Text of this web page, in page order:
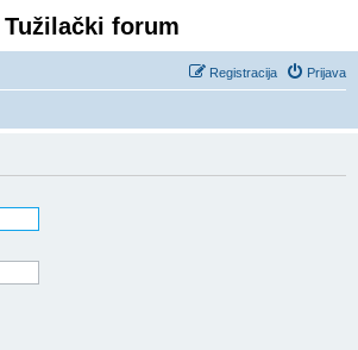
Tužilački forum
Prijava
Registracija